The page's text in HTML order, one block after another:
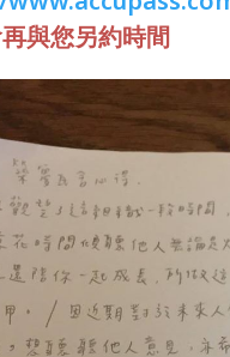
與您另約時間